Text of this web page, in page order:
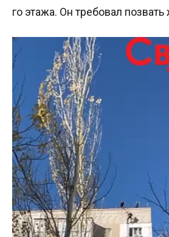
го этажа. Он требовал